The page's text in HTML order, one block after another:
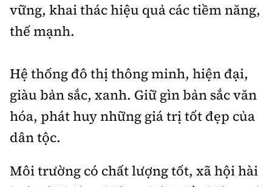
vững, khai thác hiệu quả các tiềm năng,
thế mạnh.
Hệ thống đô thị thông minh, hiện đại,
giàu bản sắc, xanh. Giữ gìn bản sắc văn
hóa, phát huy những giá trị tốt đẹp của
dân tộc.
Môi trường có chất lượng tốt, xã hội hài